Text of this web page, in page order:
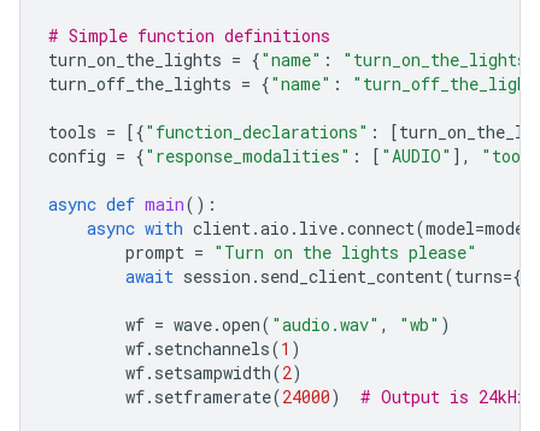
# Simple function definitions
turn_on_the_lights = {"name" : "turn_on_the_lights"
turn_off_the_lights = {"name" :
tools = [{"function_declarations" : [
config = {"response_modalities" : [ "AUDIO" ],
async def main():
async with client.aio . live.connect(model=model
prompt = "Turn on the lights please"
await session . send_client_content(turns={
wf = wave.open( "audio.wav" , "wb" )
wf. setnchannels(1 )
wf. setsampwidth(2)
wf. setframerate(24000) # Output is 24kHz